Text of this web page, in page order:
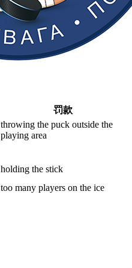
罚款
throwing the puck outside the
playing area
holding the stick
too many players on the ice